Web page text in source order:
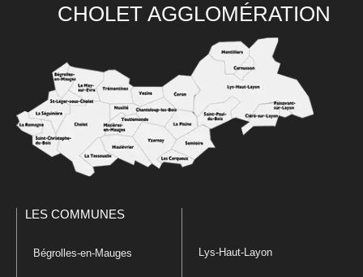
CHOLET AGGLOMÉRATION
LES COMMUNES
Bégrolles-en-Mauges Lys-Haut-Layon